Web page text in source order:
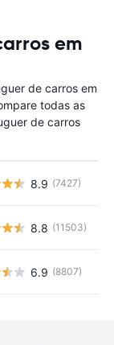
em
de carros em
todas as
de carros
8.9 (7427)
8.8 (11503)
6.9 (8807)